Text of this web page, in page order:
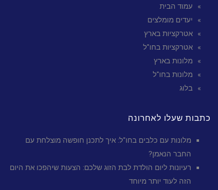
עמוד הבית
יעדים מומלצים
אטרקציות בארץ
אטרקציות בחו"ל
מלונות בארץ
מלונות בחו"ל
בלוג
כתבות שעלו לאחרונה
מלונות עם כלבים בחו"ל: איך לתכנן חופשה מוצלחת עם
החבר הנאמן?
רעיונות ליום הולדת לבת הזוג שלכם: הצעות שיהפכו את היום
הזה לעוד יותר מיוחד